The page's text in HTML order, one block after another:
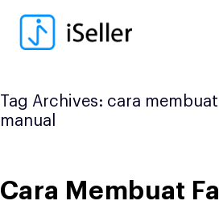
content
Tag Archives: cara
manual
Cara Membuat